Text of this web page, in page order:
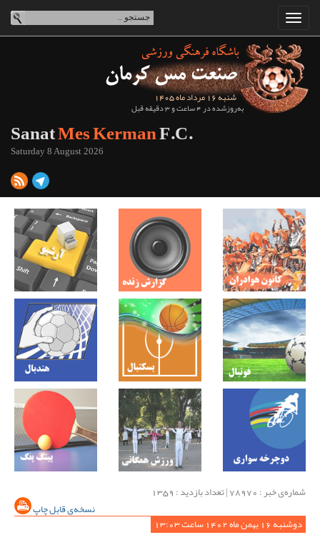
شنبه 16 مرداد ماه 1405
به‌روزشده در 4 ساعت و 3 دقیقه قبل
SanatMes KermanF.C.
Saturday 8 August 2026
شماره‌ی خبر : ‌78970 | تعداد بازدید : 1359
نسخه‌ی قابل چاپ
دوشنبه 16 بهمن ماه 1402 ساعت 13:03